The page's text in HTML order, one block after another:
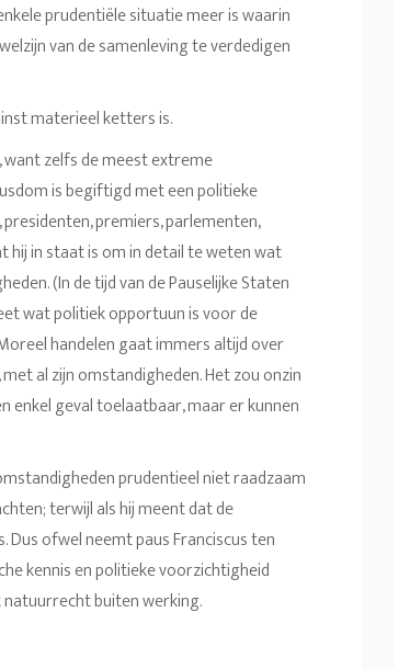
prudentiële situatie meer is waarin
van de samenleving te verdedigen
materieel ketters is.
want zelfs de meest extreme
is begiftigd met een politieke
premiers, parlementen,
hij in staat is om in detail te weten wat
(In de tijd van de Pauselijke Staten
wat politiek opportuun is voor de
handelen gaat immers altijd over
al zijn omstandigheden. Het zou onzin
enkel geval toelaatbaar, maar er kunnen
prudentieel niet raadzaam
terwijl als hij meent dat de
ofwel neemt paus Franciscus ten
kennis en politieke voorzichtigheid
buiten werking.